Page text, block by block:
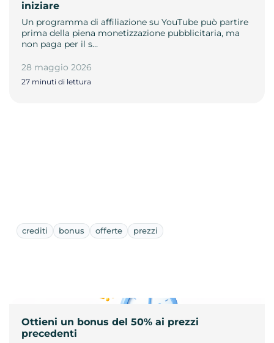
iniziare
Un programma di affiliazione su YouTube può partire
prima della piena monetizzazione pubblicitaria, ma
non paga per il s…
28 maggio 2026
27 minuti di lettura
crediti bonus offerte prezzi
Ottieni un bonus del 50% ai prezzi
precedenti